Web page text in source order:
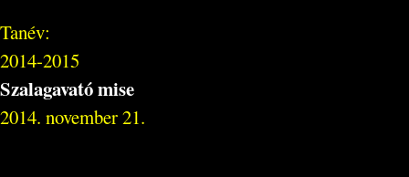
Tanév:
2014-2015
Szalagavató mise
2014. november 21.